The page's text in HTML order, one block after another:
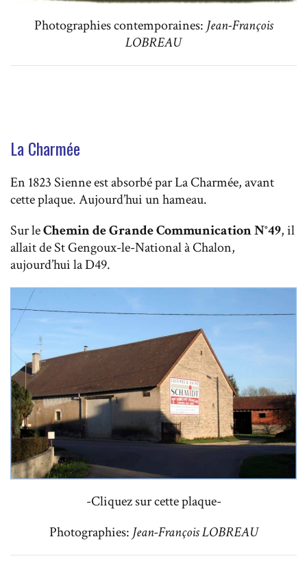
Photographies contemporaines: Jean-François
LOBREAU
La Charmée
En 1823 Sienne est absorbé par La Charmée, avant
cette plaque. Aujourd’hui un hameau.
Sur leChemin de Grande Communication N°49, il
allait de St Gengoux-le-National à Chalon,
aujourd’hui la D49.
-Cliquez sur cette plaque-
Photographies: Jean-François LOBREAU